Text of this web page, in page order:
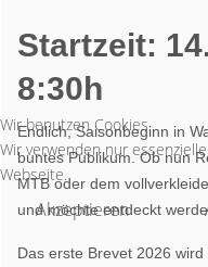
Startzeit:
8:30h
Endlich, Saisonbeginn in
buntes Publikum. Ob nun
MTB oder dem
und möchte entdeckt
Das erste Brevet 2026
Wir benutzen Cookies
Wir verwenden nur
Webseite.
Akzeptieren